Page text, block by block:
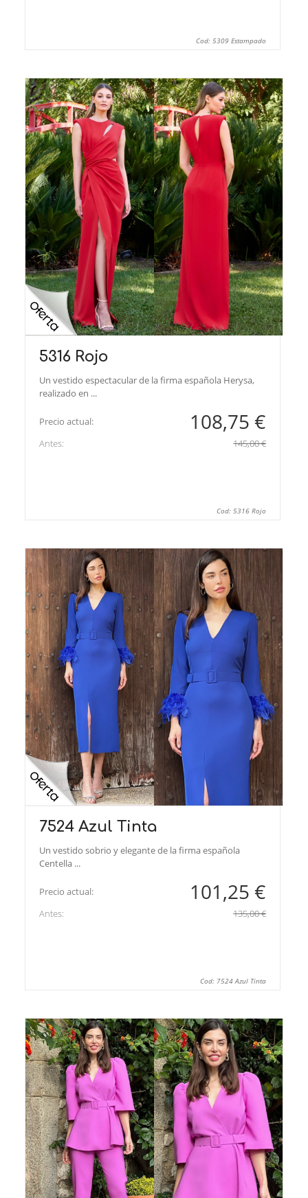
Cod: 5309 Estampado
5316 Rojo
Un vestido espectacular de la firma española Herysa,
realizado en ...
Precio actual: 108,75 €
Antes: 145,00 €
Cod: 5316 Rojo
7524 Azul Tinta
Un vestido sobrio y elegante de la firma española
Centella ...
Precio actual: 101,25 €
Antes: 135,00 €
Cod: 7524 Azul Tinta